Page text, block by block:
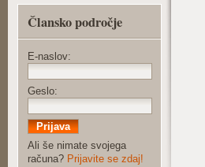
Člansko področje
E-naslov:
Geslo:
Ali še nimate svojega
računa? Prijavite se zdaj!